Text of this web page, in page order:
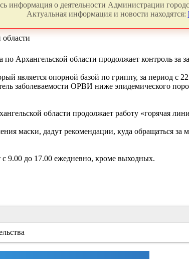
информация о деятельности Администрации
Актуальная информация и новости находятся:
по Архангельской области продолжает контроль
является опорной базой по гриппу, за период с
заболеваемости ОРВИ ниже эпидемического
области продолжает работу «горячая
маски, дадут рекомендации, куда обращаться
9.00 до 17.00 ежедневно, кроме выходных.